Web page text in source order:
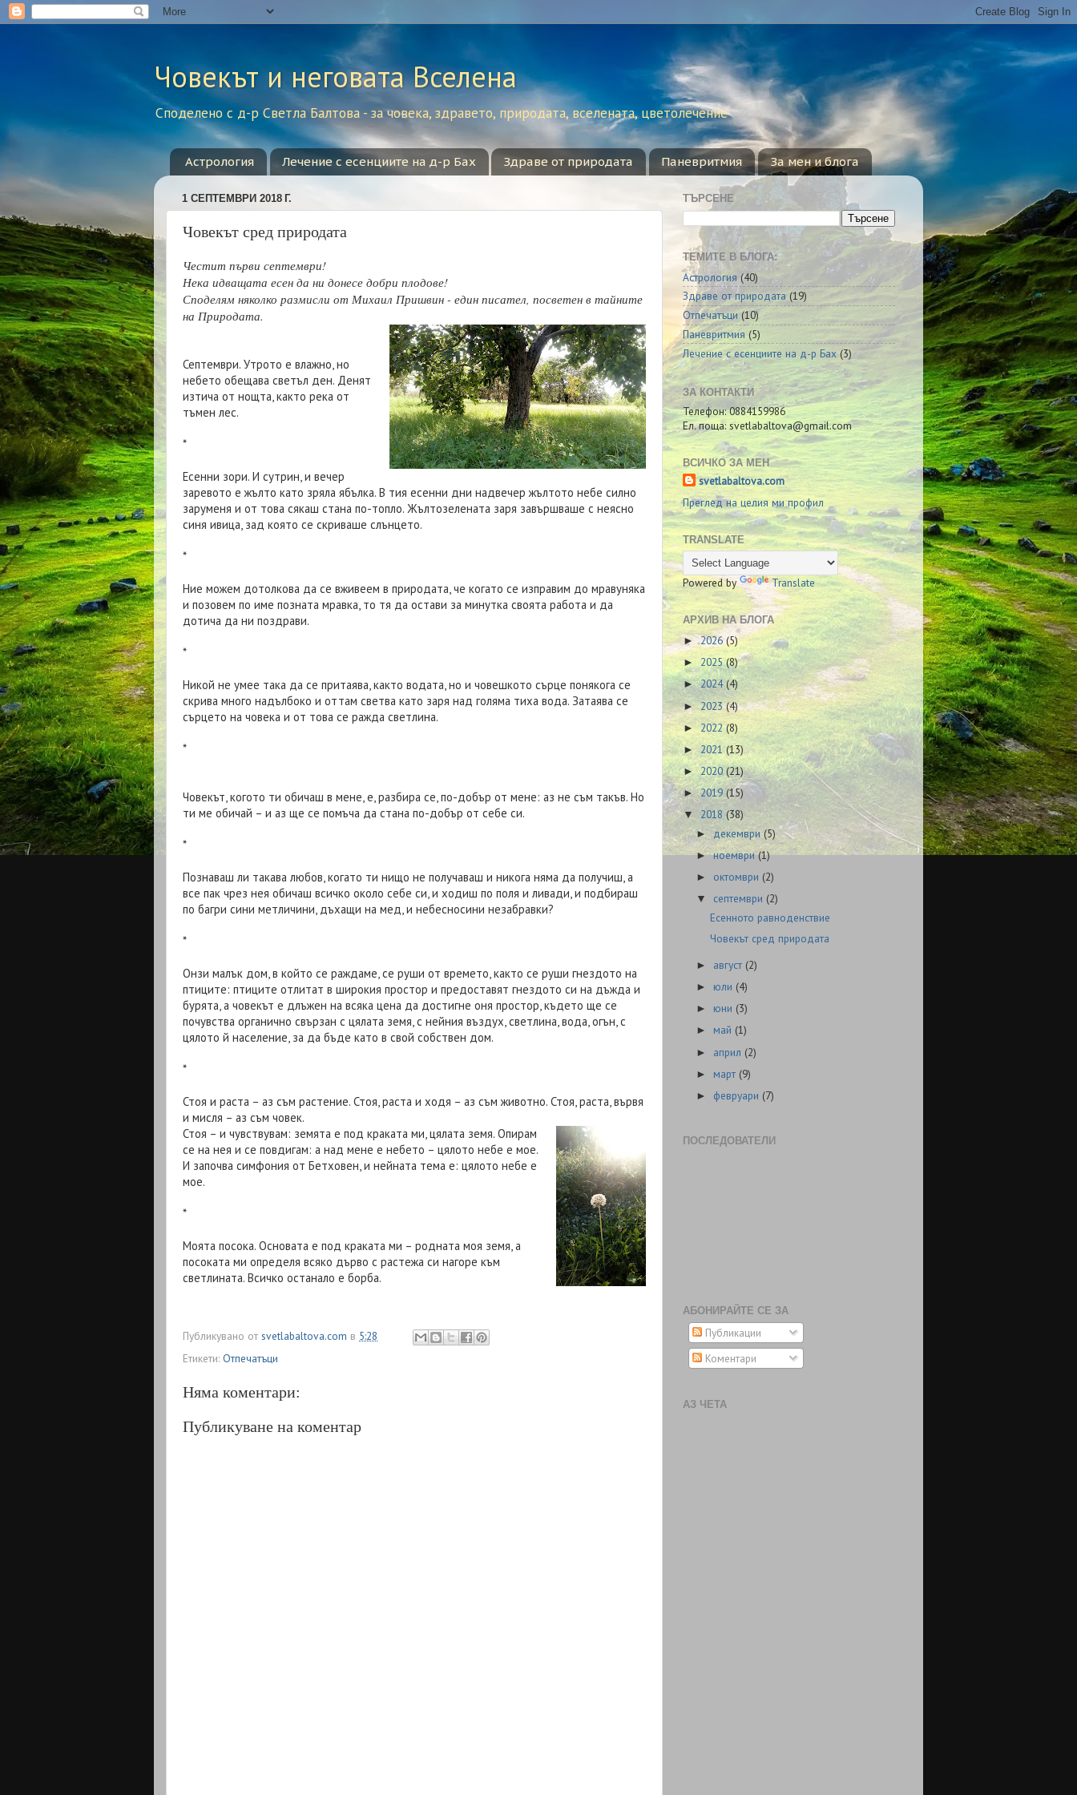
Човекът и неговата Вселена
Споделено с д-р Светла Балтова - за човека, здравето, природата, вселената, цветолечение
Астрология Лечение с есенциите на д-р Бах Здраве от природата Паневритмия За мен и блога
1 СЕПТЕМВРИ 2018 Г.
Човекът сред природата
Честит първи септември!
Нека идващата есен да ни донесе добри плодове!
Споделям няколко размисли от Михаил Пришвин - един писател, посветен в тайните
на Природата.
Септември. Утрото е влажно, но
небето обещава светъл ден. Денят
изтича от нощта, както река от
тъмен лес.
*
Есенни зори. И сутрин, и вечер
заревото е жълто като зряла ябълка. В тия есенни дни надвечер жълтото небе силно
заруменя и от това сякаш стана по-топло. Жълтозелената заря завършваше с неясно
синя ивица, зад която се скриваше слънцето.
*
Ние можем дотолкова да се вживеем в природата, че когато се изправим до мравуняка
и позовем по име позната мравка, то тя да остави за минутка своята работа и да
дотича да ни поздрави.
*
Никой не умее така да се притаява, както водата, но и човешкото сърце понякога се
скрива много надълбоко и оттам светва като заря над голяма тиха вода. Затаява се
сърцето на човека и от това се ражда светлина.
*
Човекът, когото ти обичаш в мене, е, разбира се, по-добър от мене: аз не съм такъв. Но
ти ме обичай – и аз ще се помъча да стана по-добър от себе си.
*
Познаваш ли такава любов, когато ти нищо не получаваш и никога няма да получиш, а
все пак чрез нея обичаш всичко около себе си, и ходиш по поля и ливади, и подбираш
по багри сини метличини, дъхащи на мед, и небесносини незабравки?
*
Онзи малък дом, в който се раждаме, се руши от времето, както се руши гнездото на
птиците: птиците отлитат в широкия простор и предоставят гнездото си на дъжда и
бурята, а човекът е длъжен на всяка цена да достигне оня простор, където ще се
почувства органично свързан с цялата земя, с нейния въздух, светлина, вода, огън, с
цялото й население, за да бъде като в свой собствен дом.
*
Стоя и раста – аз съм растение. Стоя, раста и ходя – аз съм животно. Стоя, раста, вървя
и мисля – аз съм човек.
Стоя – и чувствувам: земята е под краката ми, цялата земя. Опирам
се на нея и се повдигам: а над мене е небето – цялото небе е мое.
И започва симфония от Бетховен, и нейната тема е: цялото небе е
мое.
*
Моята посока. Основата е под краката ми – родната моя земя, а
посоката ми определя всяко дърво с растежа си нагоре към
светлината. Всичко останало е борба.
Публикувано от svetlabaltova.com в 5:28
Етикети: Отпечатъци
Няма коментари:
Публикуване на коментар
ТЪРСЕНЕ
ТЕМИТЕ В БЛОГА:
Астрология (40)
Здраве от природата (19)
Отпечатъци (10)
Паневритмия (5)
Лечение с есенциите на д-р Бах (3)
ЗА КОНТАКТИ
Телефон: 0884159986
Ел. поща: svetlabaltova@gmail.com
ВСИЧКО ЗА МЕН
svetlabaltova.com
Преглед на целия ми профил
TRANSLATE
Powered by Translate
АРХИВ НА БЛОГА
►2026(5)
► 2025(8)
►2024(4)
►2023(4)
► 2022(8)
►2021(13)
►2020(21)
►2019 (15)
▼ 2018 (38)
►декември(5)
►ноември(1)
► октомври (2)
▼ септември (2)
Есенното равноденствие
Човекът сред природата
► август (2)
► юли (4)
► юни (3)
► май (1)
► април (2)
► март (9)
► февруари (7)
ПОСЛЕДОВАТЕЛИ
АБОНИРАЙТЕ СЕ ЗА
Публикации
Коментари
АЗ ЧЕТА